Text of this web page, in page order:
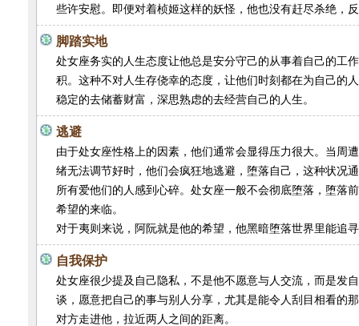
些许安慰。即便对着桢姬这样的妖怪，他也没有赶尽杀绝，
脚踏实地
处女座务实的人生态度让他总是安分守己的从事着自己的工
积。这种不对人生存侥幸的态度，让他们时刻都在为自己的
稳定的去储蓄财富，深思熟虑的去经营自己的人生。
逃避
由于处女座性格上的因素，他们通常会显得压力很大。当周
绪无法调节好时，他们会疯狂地逃避，堕落自己，这种状况
所有爱他们的人感到心碎。处女座一般不会彻底堕落，堕落
希望的来临。
对于夷则来说，阿阮就是他的希望，他黑暗堕落世界里能追
自我保护
处女座很少提及自己隐私，不是他不愿意与人交流，而是发
谈，愿意把自己的事与别人分享，尤其是能令人刮目相看的
对方走进他，拉近两人之间的距离。